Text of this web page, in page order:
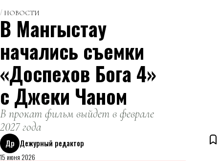
НОВОСТИ
В Мангыстау
начались съемки
«Доспехов Бога 4»
с Джеки Чаном
В прокат фильм выйдет в феврале
2027 года
Др Дежурный редактор
15 июня 2026